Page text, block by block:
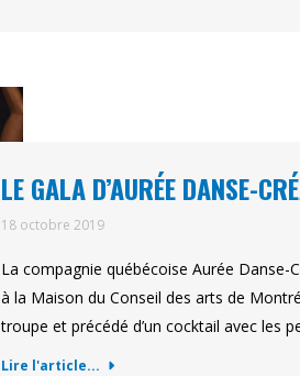
LE GALA D’AURÉE DANSE-
18 octobre 2019
La compagnie québécoise Aurée Danse-
à la Maison du Conseil des arts de
troupe et précédé d’un cocktail avec les
Lire l'article...